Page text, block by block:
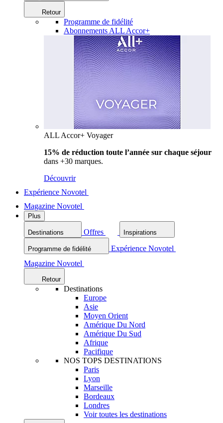
Retour
Programme de fidélité
Abonnements ALL Accor+
ALL Accor+ Voyager
15% de réduction toute l’année sur chaque séjour
dans +30 marques.
Découvrir
Expérience Novotel
Magazine Novotel
Plus
Destinations Offres Inspirations
Programme de fidélité
Expérience Novotel
Magazine Novotel
Retour
Destinations
Europe
Asie
Moyen Orient
Amérique Du Nord
Amérique Du Sud
Afrique
Pacifique
NOS TOPS DESTINATIONS
Paris
Lyon
Marseille
Bordeaux
Londres
Voir toutes les destinations